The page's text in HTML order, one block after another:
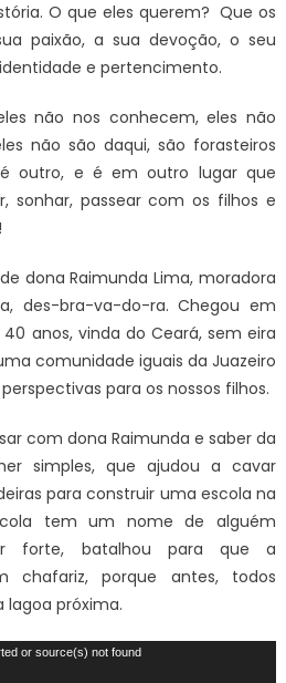
O que eles querem? Que os
paixão, a sua devoção, o seu
e pertencimento.
não nos conhecem, eles não
não são daqui, são forasteiros
outro, e é em outro lugar que
sonhar, passear com os filhos e
dona Raimunda Lima, moradora
des-bra-va-do-ra. Chegou em
anos, vinda do Ceará, sem eira
comunidade iguais da Juazeiro
para os nossos filhos.
com dona Raimunda e saber da
simples, que ajudou a cavar
para construir uma escola na
tem um nome de alguém
forte, batalhou para que a
chafariz, porque antes, todos
próxima.
or source(s) not found